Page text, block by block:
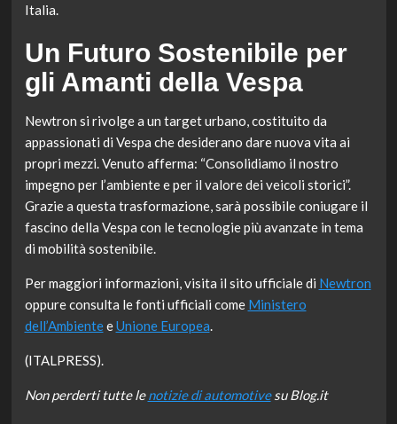
Italia.
Un Futuro Sostenibile per
gli Amanti della Vespa
Newtron si rivolge a un target urbano, costituito da
appassionati di Vespa che desiderano dare nuova vita ai
propri mezzi. Venuto afferma: “Consolidiamo il nostro
impegno per l’ambiente e per il valore dei veicoli storici”.
Grazie a questa trasformazione, sarà possibile coniugare il
fascino della Vespa con le tecnologie più avanzate in tema
di mobilità sostenibile.
Per maggiori informazioni, visita il sito ufficiale di Newtron
oppure consulta le fonti ufficiali come Ministero
dell’AmbienteeUnione Europea.
(ITALPRESS).
Non perderti tutte lenotizie di automotivesu Blog.it